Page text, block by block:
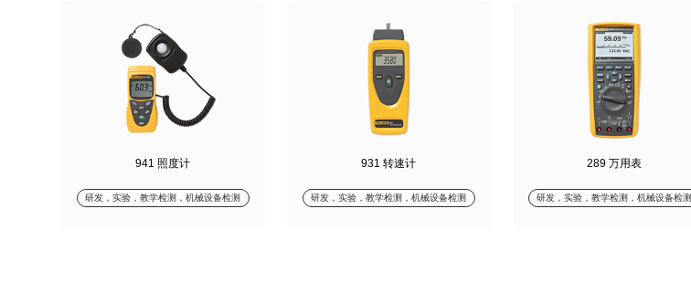
941 照度计
研发，实验，教学检测，机械设备检测
931 转速计
研发，实验，教学检测，机械设备检测
289 万用表
研发，实验，教学检测，机械设备检测